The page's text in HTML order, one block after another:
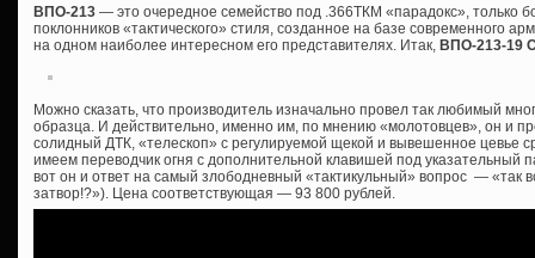
ВПО-213 — это очередное семейство под .366ТКМ «парадокс», только
поклонников «тактического» стиля, созданное на базе современного
на одном наиболее интересном его представителях. Итак, ВПО-213-19
Можно сказать, что производитель изначально провел так любимый
образца. И действительно, именно им, по мнению «молотовцев», он и
солидный ДТК, «телескоп» с регулируемой щекой и вывешенное цевье
имеем переводчик огня с дополнительной клавишей под указательный
вот он и ответ на самый злободневный «тактикульный» вопрос — «так
затвор!?»). Цена соответствующая — 93 800 рублей.